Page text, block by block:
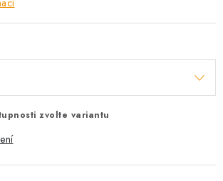
dopravy
Hodnocení obchodu
zvolte variantu